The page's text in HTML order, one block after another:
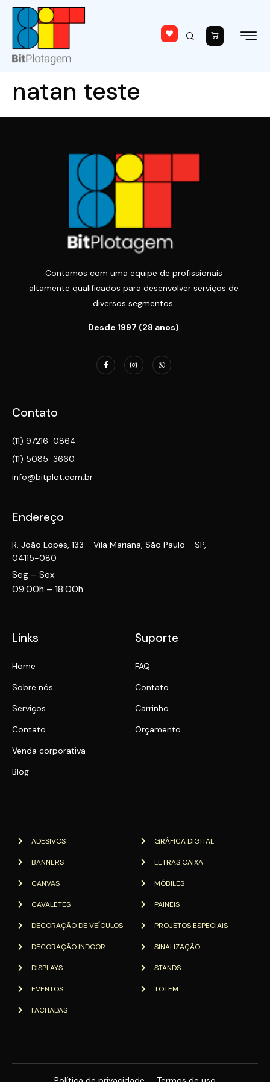
natan teste
Contamos com uma equipe de profissionais
altamente qualificados para desenvolver serviços de
diversos segmentos.
Desde 1997 (28 anos)
Contato
(11) 97216-0864
(11) 5085-3660
info@bitplot.com.br
Endereço
R. João Lopes, 133 - Vila Mariana, São Paulo - SP,
04115-080
Seg – Sex
09:00h – 18:00h
Links
Home
Sobre nós
Serviços
Contato
Venda corporativa
Blog
Suporte
FAQ
Contato
Carrinho
Orçamento
ADESIVOS
BANNERS
CANVAS
CAVALETES
DECORAÇÃO DE VEÍCULOS
DECORAÇÃO INDOOR
DISPLAYS
EVENTOS
FACHADAS
GRÁFICA DIGITAL
LETRAS CAIXA
MÓBILES
PAINÉIS
PROJETOS ESPECIAIS
SINALIZAÇÃO
STANDS
TOTEM